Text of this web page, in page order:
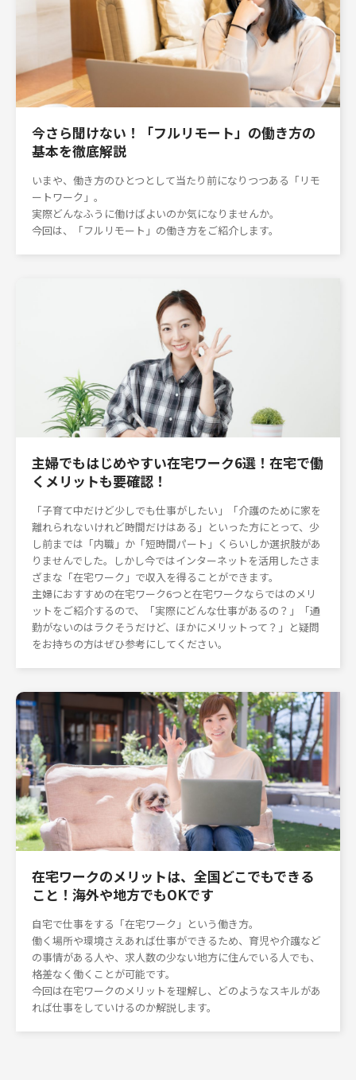
今さら聞けない！「フルリモート」の働き方の
基本を徹底解説
いまや、働き方のひとつとして当たり前になりつつある「リモ
ートワーク」。
実際どんなふうに働けばよいのか気になりませんか。
今回は、「フルリモート」の働き方をご紹介します。
主婦でもはじめやすい在宅ワーク6選！在宅で働
くメリットも要確認！
「子育て中だけど少しでも仕事がしたい」「介護のために家を
離れられないけれど時間だけはある」といった方にとって、少
し前までは「内職」か「短時間パート」くらいしか選択肢があ
りませんでした。しかし今ではインターネットを活用したさま
ざまな「在宅ワーク」で収入を得ることができます。
主婦におすすめの在宅ワーク6つと在宅ワークならではのメリ
ットをご紹介するので、「実際にどんな仕事があるの？」「通
勤がないのはラクそうだけど、ほかにメリットって？」と疑問
をお持ちの方はぜひ参考にしてください。
在宅ワークのメリットは、全国どこでもできる
こと！海外や地方でもOKです
自宅で仕事をする「在宅ワーク」という働き方。
働く場所や環境さえあれば仕事ができるため、育児や介護など
の事情がある人や、求人数の少ない地方に住んでいる人でも、
格差なく働くことが可能です。
今回は在宅ワークのメリットを理解し、どのようなスキルがあ
れば仕事をしていけるのか解説します。